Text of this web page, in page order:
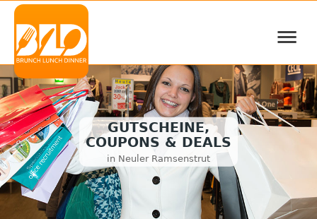
≡
GUTSCHEINE,
COUPONS & DEALS
in Neuler Ramsenstrut